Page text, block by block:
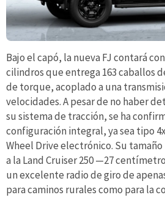
Bajo el capó, la nueva FJ contará
cilindros que entrega 163 caballos
de torque, acoplado a una
velocidades. A pesar de no haber
su sistema de tracción, se ha
configuración integral, ya sea tipo
Wheel Drive electrónico. Su
a la Land Cruiser 250 —27
un excelente radio de giro de
para caminos rurales como para la